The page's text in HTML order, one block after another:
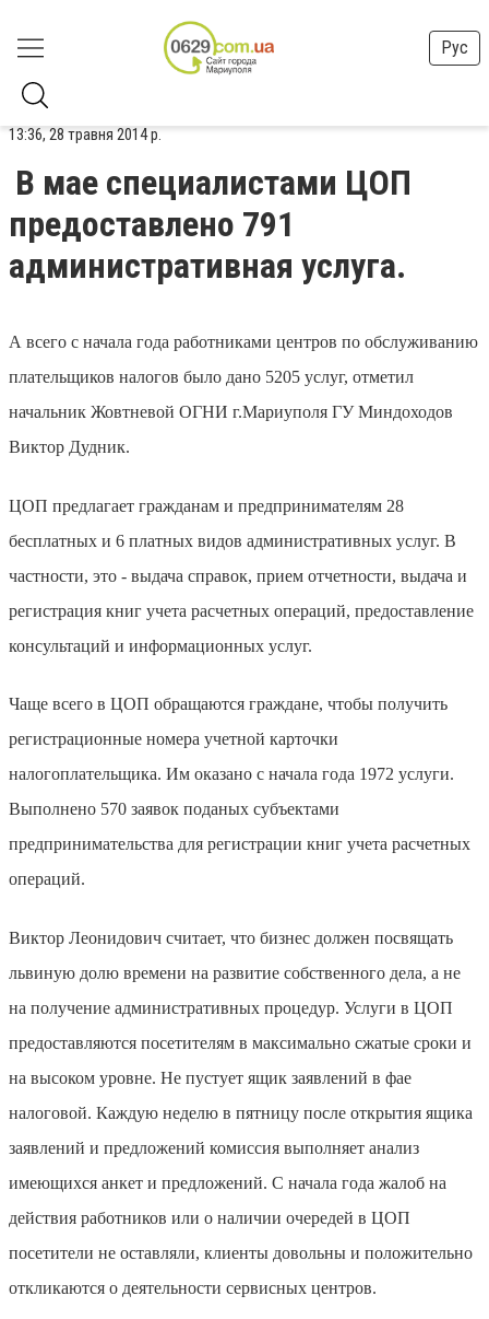
Рус
13:36, 28 травня 2014 р.
В мае специалистами ЦОП
предоставлено 791
административная услуга.
А всего с начала года работниками центров по обслуживанию
плательщиков налогов было дано 5205 услуг, отметил
начальник Жовтневой ОГНИ г.Мариуполя ГУ Миндоходов
Виктор Дудник.
ЦОП предлагает гражданам и предпринимателям 28
бесплатных и 6 платных видов административных услуг. В
частности, это - выдача справок, прием отчетности, выдача и
регистрация книг учета расчетных операций, предоставление
консультаций и информационных услуг.
Чаще всего в ЦОП обращаются граждане, чтобы получить
регистрационные номера учетной карточки
налогоплательщика. Им оказано с начала года 1972 услуги.
Выполнено 570 заявок поданых субъектами
предпринимательства для регистрации книг учета расчетных
операций.
Виктор Леонидович считает, что бизнес должен посвящать
львиную долю времени на развитие собственного дела, а не
на получение административных процедур. Услуги в ЦОП
предоставляются посетителям в максимально сжатые сроки и
на высоком уровне. Не пустует ящик заявлений в фае
налоговой. Каждую неделю в пятницу после открытия ящика
заявлений и предложений комиссия выполняет анализ
имеющихся анкет и предложений. С начала года жалоб на
действия работников или о наличии очередей в ЦОП
посетители не оставляли, клиенты довольны и положительно
откликаются о деятельности сервисных центров.